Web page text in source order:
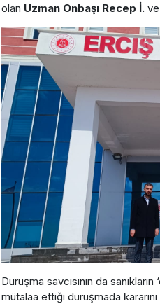
olan Uzman Onbaşı Recep İ.ve
Duruşma savcısının da
mütalaa ettiği duruşmada